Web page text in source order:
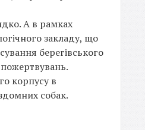
А в рамках
закладу, що
берегівського
корпусу в
собак.